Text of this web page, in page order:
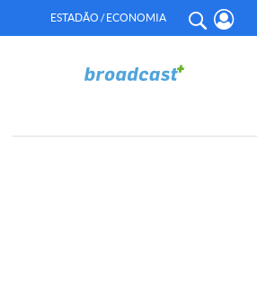
ESTADÃO / ECONOMIA